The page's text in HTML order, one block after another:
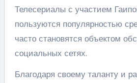
Телесериалы с участием
пользуются популярностью
часто становятся объектом
социальных сетях.
Благодаря своему таланту и